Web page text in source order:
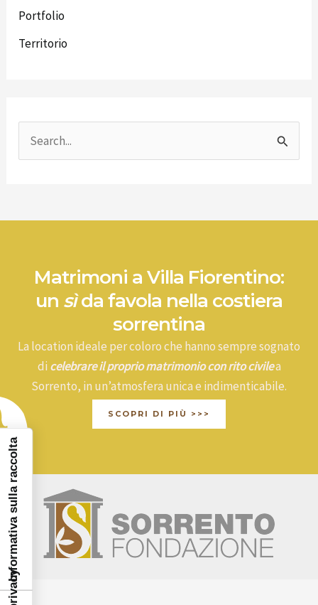
Portfolio
Territorio
c
Matrimoni a Villa Fiorentino:
un sìda favola nella costiera
sorrentina
La location ideale per coloro che hanno sempre sognato
di celebrare il proprio matrimonio con rito civilea
Sorrento, in un’atmosfera unica e indimenticabile.
SCOPRI DI PIÙ >>>
Informativa sulla raccolta